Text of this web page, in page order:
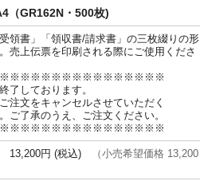
（GR162N・500枚)
領書」「領収書/請求書」の三枚綴りの形
売上伝票を印刷される際にご使用くださ
了しております。
注文をキャンセルさせていただく
ご了承のうえ、ご注文ください。
円 (税込)
（小売希望価格 13,200